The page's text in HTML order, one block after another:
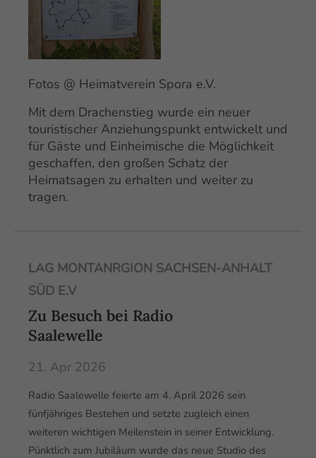
Fotos @ Heimatverein Spora e.V.
Mit dem Drachenstieg wurde ein neuer
touristischer Anziehungspunkt entwickelt und
für Gäste und Einheimische die Möglichkeit
geschaffen, den großen Schatz der
Heimatsagen zu erhalten und weiter zu
tragen.
LAG MONTANRGION SACHSEN-ANHALT
SÜD E.V
Zu Besuch bei Radio
Saalewelle
21. Apr 2026
Radio Saalewelle feierte am 4. April 2026 sein
fünfjähriges Bestehen und setzte zugleich einen
weiteren wichtigen Meilenstein in seiner Entwicklung.
Pünktlich zum Jubiläum wurde das neue Studio des